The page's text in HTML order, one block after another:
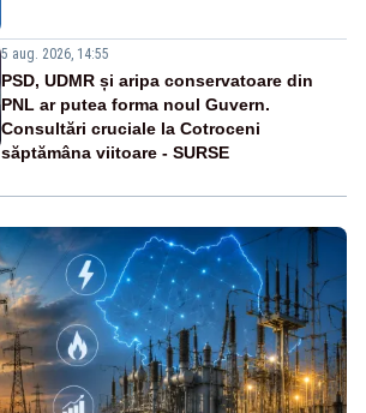
5 aug. 2026, 14:55
PSD, UDMR și aripa conservatoare din
PNL ar putea forma noul Guvern.
Consultări cruciale la Cotroceni
săptămâna viitoare - SURSE